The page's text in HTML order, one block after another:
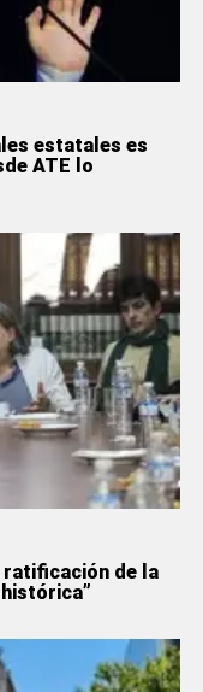
estatales es
ATE lo
de la